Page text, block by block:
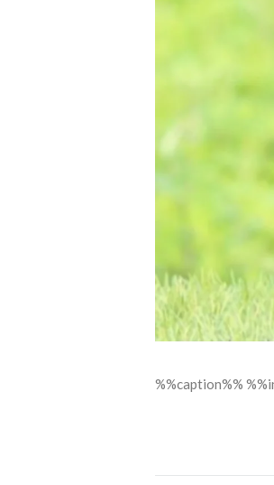
%%caption%%